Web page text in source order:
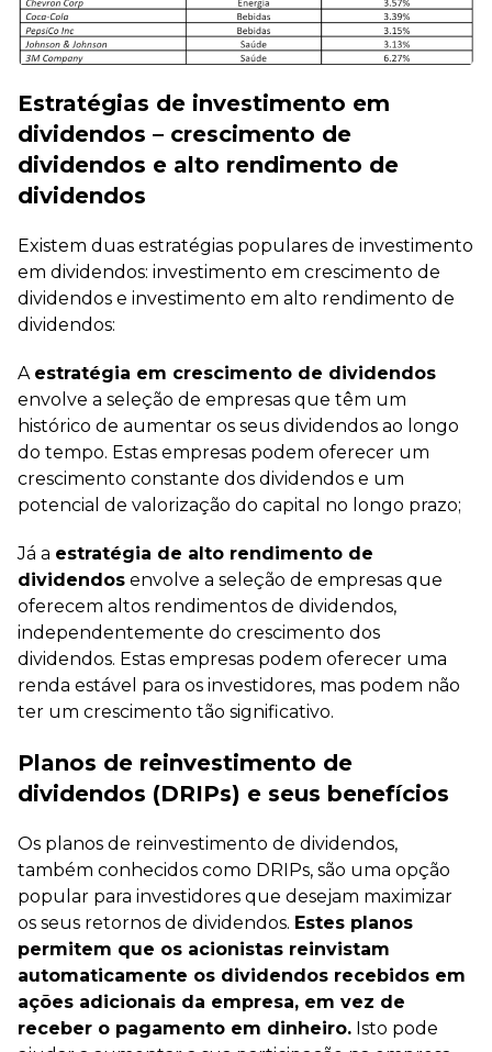
Estratégias de investimento em
dividendos – crescimento de
dividendos e alto rendimento de
dividendos
Existem duas estratégias populares de investimento
em dividendos: investimento em crescimento de
dividendos e investimento em alto rendimento de
dividendos:
A estratégia em crescimento de dividendos
envolve a seleção de empresas que têm um
histórico de aumentar os seus dividendos ao longo
do tempo. Estas empresas podem oferecer um
crescimento constante dos dividendos e um
potencial de valorização do capital no longo prazo;
Já a estratégia de alto rendimento de
dividendos envolve a seleção de empresas que
oferecem altos rendimentos de dividendos,
independentemente do crescimento dos
dividendos. Estas empresas podem oferecer uma
renda estável para os investidores, mas podem não
ter um crescimento tão significativo.
Planos de reinvestimento de
dividendos (DRIPs) e seus benefícios
Os planos de reinvestimento de dividendos,
também conhecidos como DRIPs, são uma opção
popular para investidores que desejam maximizar
os seus retornos de dividendos. Estes planos
permitem que os acionistas reinvistam
automaticamente os dividendos recebidos em
ações adicionais da empresa, em vez de
receber o pagamento em dinheiro. Isto pode